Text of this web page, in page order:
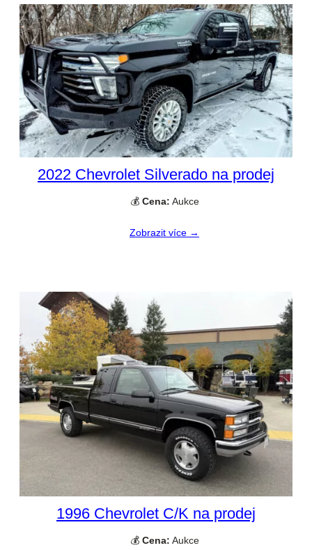
2022 Chevrolet Silverado na prodej
💰 Cena: Aukce
Zobrazit více →
1996 Chevrolet C/K na prodej
💰 Cena: Aukce